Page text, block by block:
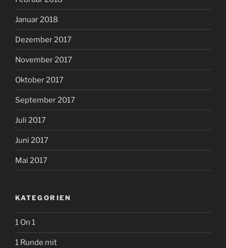
Januar 2018
Dezember 2017
November 2017
Oktober 2017
September 2017
Juli 2017
Juni 2017
Mai 2017
KATEGORIEN
1 On 1
1 Runde mit